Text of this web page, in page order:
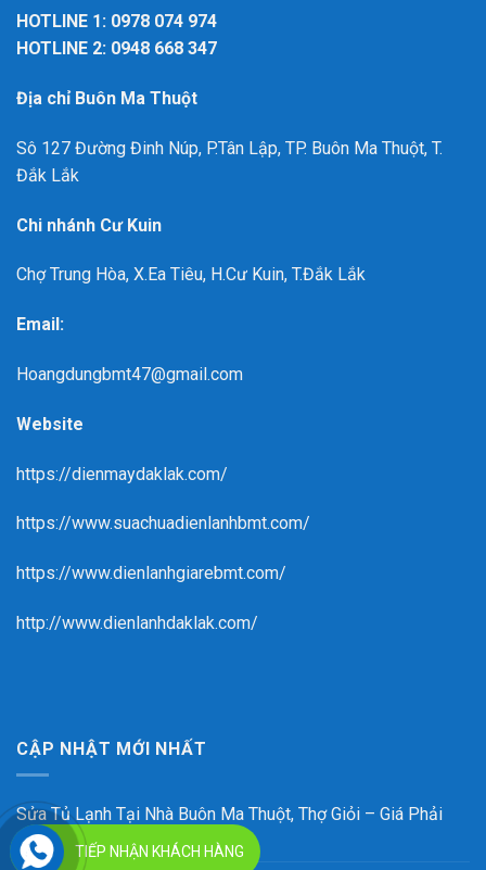
HOTLINE 1: 0978 074 974
HOTLINE 2: 0948 668 347
Địa chỉ Buôn Ma Thuột
Sô 127 Đường Đinh Núp, P.Tân Lập, TP. Buôn Ma Thuột, T.
Đắk Lắk
Chi nhánh Cư Kuin
Chợ Trung Hòa, X.Ea Tiêu, H.Cư Kuin, T.Đắk Lắk
Email:
Hoangdungbmt47@gmail.com
Website
https://dienmaydaklak.com/
https://www.suachuadienlanhbmt.com/
https://www.dienlanhgiarebmt.com/
http://www.dienlanhdaklak.com/
CẬP NHẬT MỚI NHẤT
Sửa Tủ Lạnh Tại Nhà Buôn Ma Thuột, Thợ Giỏi – Giá Phải
Chăng
TIẾP NHẬN KHÁCH HÀNG